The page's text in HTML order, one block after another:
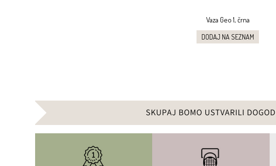
Vaza Geo 1, črna
DODAJ NA SEZNAM